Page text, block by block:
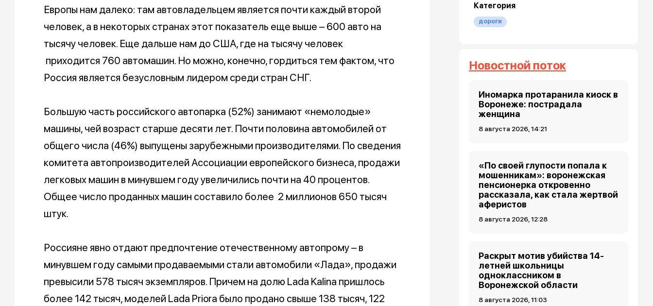
Европы нам далеко: там автовладельцем является почти каждый второй
человек, а в некоторых странах этот показатель еще выше – 600 авто на
тысячу человек. Еще дальше нам до США, где на тысячу человек
приходится 760 автомашин. Но можно, конечно, гордиться тем фактом, что
Россия является безусловным лидером среди стран СНГ.
Большую часть российского автопарка (52%) занимают «немолодые»
машины, чей возраст старше десяти лет. Почти половина автомобилей от
общего числа (46%) выпущены зарубежными производителями. По сведения
комитета автопроизводителей Ассоциации европейского бизнеса, продажи
легковых машин в минувшем году увеличились почти на 40 процентов.
Общее число проданных машин составило более 2 миллионов 650 тысяч
штук.
Россияне явно отдают предпочтение отечественному автопрому – в
минувшем году самыми продаваемыми стали автомобили «Лада», продажи
превысили 578 тысяч экземпляров. Причем на долю Lada Kalina пришлось
более 142 тысяч, моделей Lada Priora было продано свыше 138 тысяч, 122
Категория
дороги
Новостной поток
Иномарка протаранила киоск в
Воронеже: пострадала
женщина
8 августа 2026, 14:21
«По своей глупости попала к
мошенникам»: воронежская
пенсионерка откровенно
рассказала, как стала жертвой
аферистов
8 августа 2026, 12:28
Раскрыт мотив убийства 14-
летней школьницы
одноклассником в
Воронежской области
8 августа 2026, 11:03